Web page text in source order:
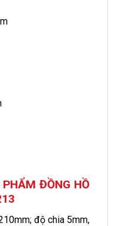
ĐỒNG HỒ
độ chia 5mm,